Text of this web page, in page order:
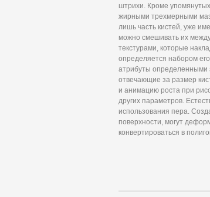
штрихи. Кроме
жирными трехмерными
лишь часть кистей, уже
можно смешивать их
текстурами, которые
определяется набором
атрибуты определенными
отвечающие за размер
и анимацию роста при
других параметров.
использования пера.
поверхности, могут
конвертироваться в